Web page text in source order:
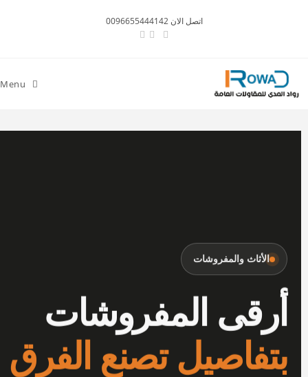
اتصل الان 0096655444142
Menu
الأثاث والمفروشات
أرقى المفروشات
بتفاصيل تصنع الفرق